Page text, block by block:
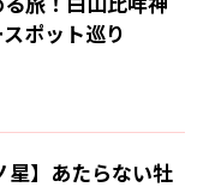
ポット巡り
星】あたらない牡